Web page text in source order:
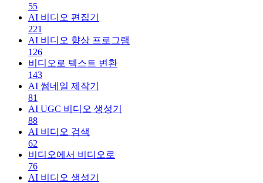
55
AI 비디오 편집기
221
AI 비디오 향상 프로그램
126
비디오로 텍스트 변환
143
AI 썸네일 제작기
81
AI UGC 비디오 생성기
88
AI 비디오 검색
62
비디오에서 비디오로
76
AI 비디오 생성기